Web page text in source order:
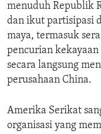
menuduh Republik
dan ikut partisipasi
maya, termasuk
pencurian
secara langsung
perusahaan China.
Amerika Serikat
organisasi yang